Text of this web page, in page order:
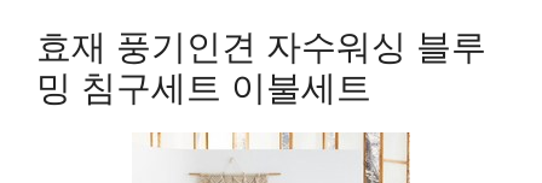
효재 풍기인견 자수워싱 블루
밍 침구세트 이불세트